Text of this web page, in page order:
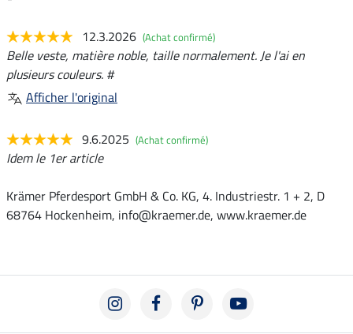
12.3.2026 (Achat confirmé)
Belle veste, matière noble, taille normalement. Je l'ai en
plusieurs couleurs. #
Afficher l'original
9.6.2025 (Achat confirmé)
Idem le 1er article
Krämer Pferdesport GmbH & Co. KG, 4. Industriestr. 1 + 2, D
68764 Hockenheim, info@kraemer.de, www.kraemer.de